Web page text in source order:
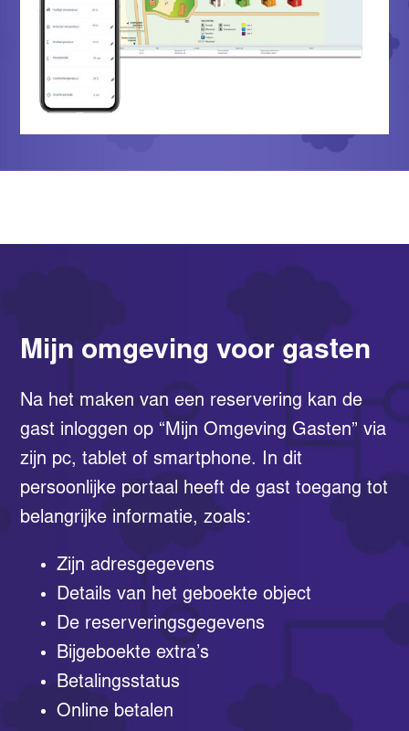
Mijn omgeving voor gasten
Na het maken van een reservering kan de
gast inloggen op “Mijn Omgeving Gasten” via
zijn pc, tablet of smartphone. In dit
persoonlijke portaal heeft de gast toegang tot
belangrijke informatie, zoals:
Zijn adresgegevens
Details van het geboekte object
De reserveringsgegevens
Bijgeboekte extra’s
Betalingsstatus
Online betalen